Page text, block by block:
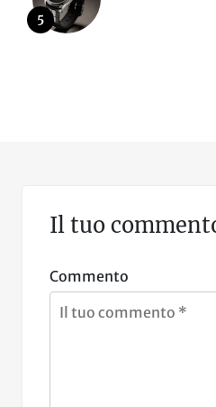
5
Il tuo
Commento